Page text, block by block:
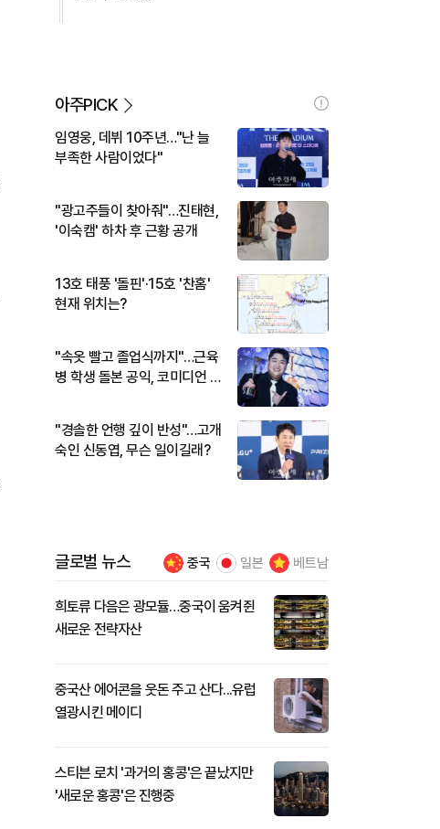
아주PICK
임영웅, 데뷔 10주년…"난 늘
부족한 사람이었다"
"광고주들이 찾아줘"…진태현,
'이숙캠' 하차 후 근황 공개
13호 태풍 '돌핀'·15호 '찬홈'
현재 위치는?
"속옷 빨고 졸업식까지"…근육
병 학생 돌본 공익, 코미디언 김
"경솔한 언행 깊이 반성"…고개
숙인 신동엽, 무슨 일이길래?
글로벌 뉴스 중국 일본 베트남
희토류 다음은 광모듈…중국이 움켜쥔
새로운 전략자산
중국산 에어콘을 웃돈 주고 산다...유럽
열광시킨 메이디
스티븐 로치 '과거의 홍콩'은 끝났지만
'새로운 홍콩'은 진행중